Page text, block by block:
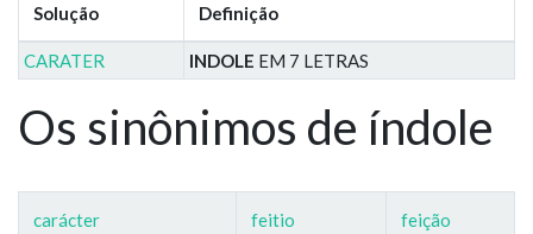
Solução Definição
CARATER INDOLE EM 7 LETRAS
Os sinônimos de índole
carácter feitio feição